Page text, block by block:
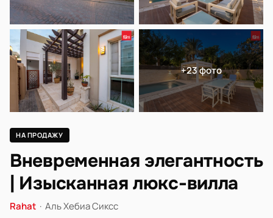
+23 фото
НА ПРОДАЖУ
Вневременная элегантность
| Изысканная люкс-вилла
Rahat · Аль Хебиа Сиксс